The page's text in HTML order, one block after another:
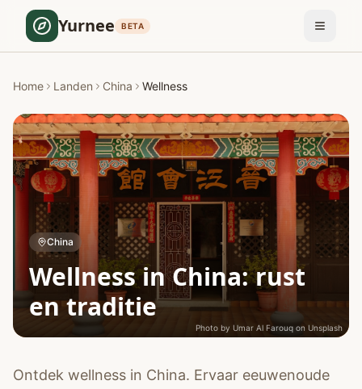
Yurnee BETA
Home Landen China Wellness
China
Wellness in China: rust
en traditie
Photo by Umar Al Farouq on Unsplash
Ontdek wellness in China. Ervaar eeuwenoude